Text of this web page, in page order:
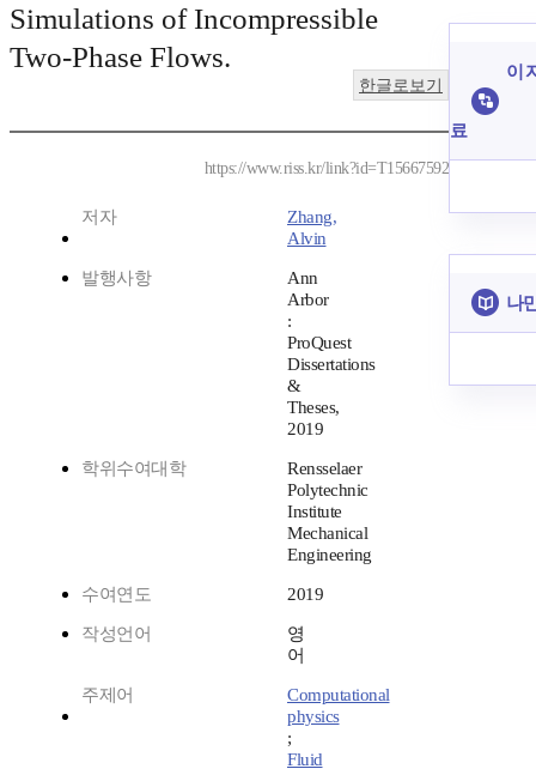
Simulations of Incompressible
Two-Phase Flows.
한글로보기
https://www.riss.kr/link?id=T15667592
저자
Zhang,
Alvin
발행사항
Ann
Arbor
:
ProQuest
Dissertations
&
Theses,
2019
학위수여대학
Rensselaer
Polytechnic
Institute
Mechanical
Engineering
수여연도 2019
작성언어
영
어
주제어
Computational
physics
;
Fluid
이
료
나